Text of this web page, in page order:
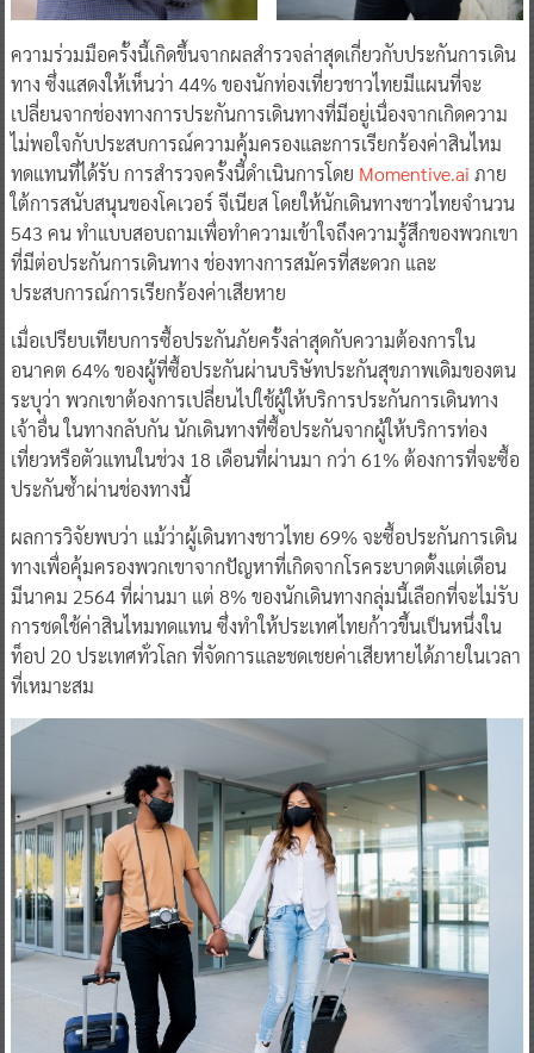
ความร่วมมือครั้งนี้เกิดขึ้นจากผลสำรวจล่าสุดเกี่ยวกับประกันการเดิน
ทาง ซึ่งแสดงให้เห็นว่า 44% ของนักท่องเที่ยวชาวไทยมีแผนที่จะ
เปลี่ยนจากช่องทางการประกันการเดินทางที่มีอยู่เนื่องจากเกิดความ
ไม่พอใจกับประสบการณ์ความคุ้มครองและการเรียกร้องค่าสินไหม
ทดแทนที่ได้รับ การสำรวจครั้งนี้ดำเนินการโดย Momentive.ai ภาย
ใต้การสนับสนุนของโคเวอร์ จีเนียส โดยให้นักเดินทางชาวไทยจำนวน
543 คน ทำแบบสอบถามเพื่อทำความเข้าใจถึงความรู้สึกของพวกเขา
ที่มีต่อประกันการเดินทาง ช่องทางการสมัครที่สะดวก และ
ประสบการณ์การเรียกร้องค่าเสียหาย
เมื่อเปรียบเทียบการซื้อประกันภัยครั้งล่าสุดกับความต้องการใน
อนาคต 64% ของผู้ที่ซื้อประกันผ่านบริษัทประกันสุขภาพเดิมของตน
ระบุว่า พวกเขาต้องการเปลี่ยนไปใช้ผู้ให้บริการประกันการเดินทาง
เจ้าอื่น ในทางกลับกัน นักเดินทางที่ซื้อประกันจากผู้ให้บริการท่อง
เที่ยวหรือตัวแทนในช่วง 18 เดือนที่ผ่านมา กว่า 61% ต้องการที่จะซื้อ
ประกันซ้ำผ่านช่องทางนี้
ผลการวิจัยพบว่า แม้ว่าผู้เดินทางชาวไทย 69% จะซื้อประกันการเดิน
ทางเพื่อคุ้มครองพวกเขาจากปัญหาที่เกิดจากโรคระบาดตั้งแต่เดือน
มีนาคม 2564 ที่ผ่านมา แต่ 8% ของนักเดินทางกลุ่มนี้เลือกที่จะไม่รับ
การชดใช้ค่าสินไหมทดแทน ซึ่งทำให้ประเทศไทยก้าวขึ้นเป็นหนึ่งใน
ท็อป 20 ประเทศทั่วโลก ที่จัดการและชดเชยค่าเสียหายได้ภายในเวลา
ที่เหมาะสม